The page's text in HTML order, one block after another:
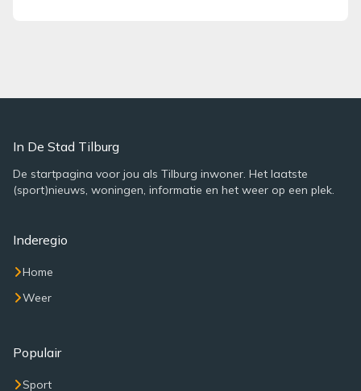
In De Stad Tilburg
De startpagina voor jou als Tilburg inwoner. Het laatste
(sport)nieuws, woningen, informatie en het weer op een plek.
Inderegio
Home
Weer
Populair
Sport